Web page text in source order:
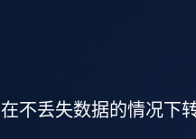
不丢失数据的情况下